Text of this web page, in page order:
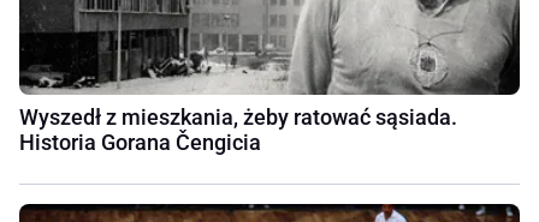
Wyszedł z mieszkania, żeby ratować sąsiada.
Historia Gorana Čengicia